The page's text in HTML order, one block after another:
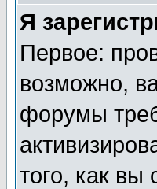
Я
Первое:
возможно,
форумы
того, как вы